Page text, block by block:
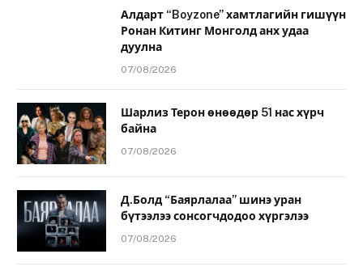
Алдарт “Boyzone” хамтлагийн гишүүн
Ронан Китинг Монголд анх удаа
дуулна
07/08/2026
Шарлиз Терон өнөөдөр 51 нас хүрч
байна
07/08/2026
Д.Болд “Баярлалаа” шинэ уран
бүтээлээ сонсогчдодоо хүргэлээ
07/08/2026